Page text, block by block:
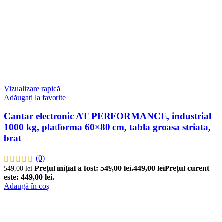
Vizualizare rapidă
Adăugați la favorite
Cantar electronic AT PERFORMANCE, industrial
1000 kg, platforma 60×80 cm, tabla groasa striata,
brat
(0)
549,00lei Prețul inițial a fost: 549,00 lei.449,00 leiPrețul curent
este: 449,00 lei.
Adaugă în coș